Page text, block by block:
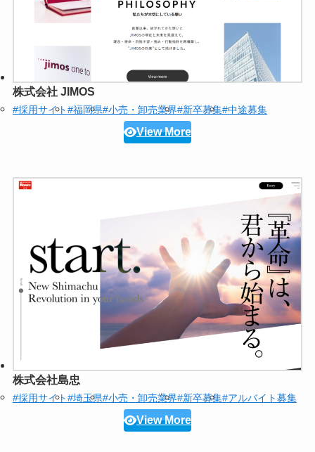
株式会社 JIMOS
#採用サイト#福岡県#小売・卸売業界#新卒募集#中途募集
View More
株式会社島忠
#採用サイト#埼玉県#小売・卸売業界#新卒募集#アルバイト募集
View More